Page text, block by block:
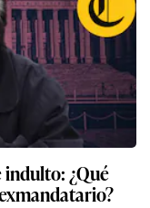
¿Qué
favor del exmandatario?